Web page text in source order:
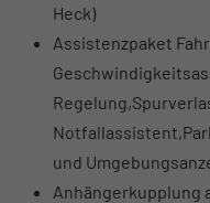
Heck)
Assistenzpaket
und
Anhängerkupplung